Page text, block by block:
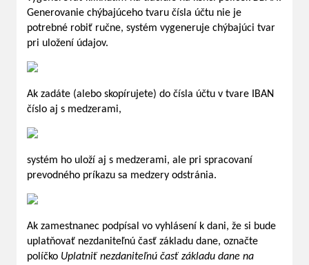
Generovanie chýbajúceho tvaru čísla účtu nie je
potrebné robiť ručne, systém vygeneruje chýbajúci tvar
pri uložení údajov.
Ak zadáte (alebo skopírujete) do čísla účtu v tvare IBAN
číslo aj s medzerami,
systém ho uloží aj s medzerami, ale pri spracovaní
prevodného príkazu sa medzery odstránia.
Ak zamestnanec podpísal vo vyhlásení k dani, že si bude
uplatňovať nezdaniteľnú časť základu dane, označte
políčko Uplatniť nezdaniteľnú časť základu dane na